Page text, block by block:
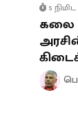
5
கலை